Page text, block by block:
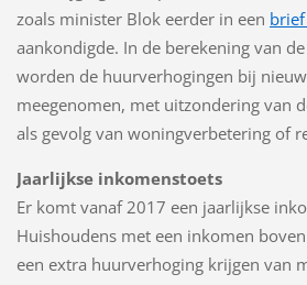
zoals minister Blok eerder in een
aankondigde. In de berekening van
worden de huurverhogingen bij
meegenomen, met uitzondering van
als gevolg van woningverbetering of
Jaarlijkse inkomenstoets
Er komt vanaf 2017 een jaarlijkse
Huishoudens met een inkomen
een extra huurverhoging krijgen van